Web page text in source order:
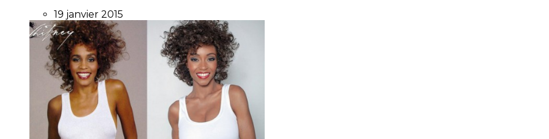
19 janvier 2015